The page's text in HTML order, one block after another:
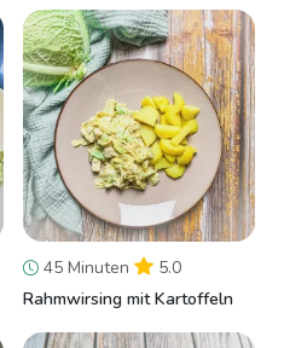
45 Minuten
5.0
Rahmwirsing mit Kartoffeln